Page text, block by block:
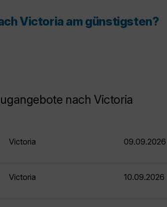
Victoria am günstigsten?
nach Victoria
Victoria 09.09.2026
Victoria 10.09.2026